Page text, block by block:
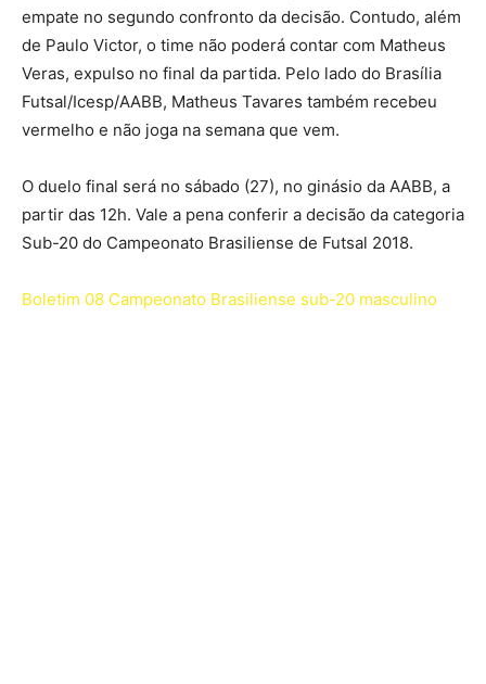
empate no segundo confronto da decisão. Contudo, além
de Paulo Victor, o time não poderá contar com Matheus
Veras, expulso no final da partida. Pelo lado do Brasília
Futsal/Icesp/AABB, Matheus Tavares também recebeu
vermelho e não joga na semana que vem.
O duelo final será no sábado (27), no ginásio da AABB, a
partir das 12h. Vale a pena conferir a decisão da categoria
Sub-20 do Campeonato Brasiliense de Futsal 2018.
Boletim 08 Campeonato Brasiliense sub-20 masculino